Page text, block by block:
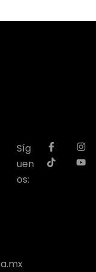
Síg
uen
os: